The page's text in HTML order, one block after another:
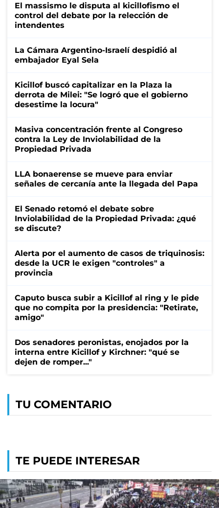
El massismo le disputa al kicillofismo el
control del debate por la relección de
intendentes
La Cámara Argentino-Israelí despidió al
embajador Eyal Sela
Kicillof buscó capitalizar en la Plaza la
derrota de Milei: "Se logró que el gobierno
desestime la locura"
Masiva concentración frente al Congreso
contra la Ley de Inviolabilidad de la
Propiedad Privada
LLA bonaerense se mueve para enviar
señales de cercanía ante la llegada del Papa
El Senado retomó el debate sobre
Inviolabilidad de la Propiedad Privada: ¿qué
se discute?
Alerta por el aumento de casos de triquinosis:
desde la UCR le exigen "controles" a
provincia
Caputo busca subir a Kicillof al ring y le pide
que no compita por la presidencia: "Retirate,
amigo"
Dos senadores peronistas, enojados por la
interna entre Kicillof y Kirchner: "qué se
dejen de romper..."
TU COMENTARIO
TE PUEDE INTERESAR